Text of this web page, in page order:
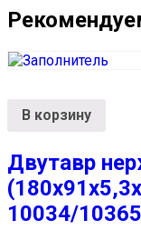
В корзину
Двутавр
10034/10365